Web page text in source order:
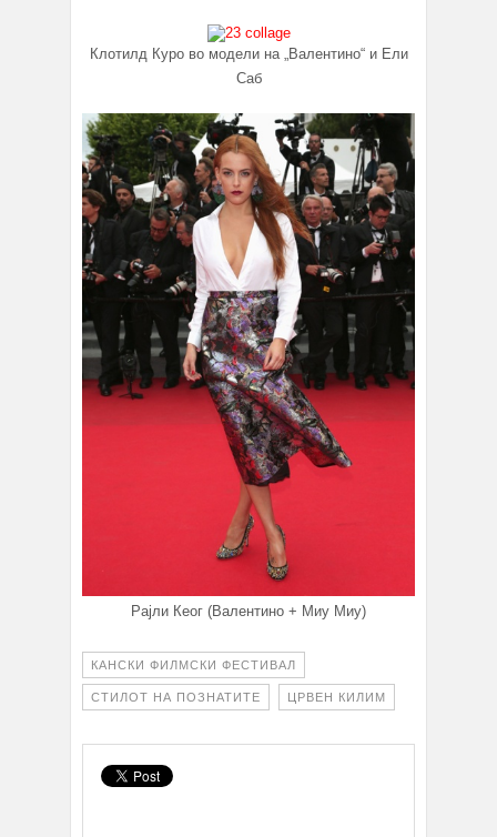
Клотилд Куро во модели на „Валентино“ и Ели
Саб
Рајли Кеог (Валентино + Миу Миу)
КАНСКИ ФИЛМСКИ ФЕСТИВАЛ
СТИЛОТ НА ПОЗНАТИТЕ ЦРВЕН КИЛИМ